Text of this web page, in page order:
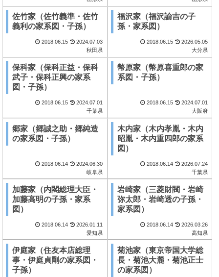
佐竹家（佐竹義準・佐竹
義利の家系図・子孫）
2018.06.15
2024.07.03
秋田県
福沢家（福沢諭吉の子
孫・家系図）
2018.06.15
2026.05.05
大分県
保科家（保科正益・保科
武子・保科正興の家系
図・子孫）
2018.06.15
2024.07.01
千葉県
幣原家（幣原喜重郎の家
系図・子孫）
2018.06.15
2024.07.01
大阪府
郷家（郷誠之助・郷純造
の家系図・子孫）
2018.06.14
2024.06.30
岐阜県
木内家（木内孝胤・木内
昭胤・木内重四郎の家系
図）
2018.06.14
2026.07.24
千葉県
加藤家（内閣総理大臣・
加藤高明の子孫・家系
図）
2018.06.14
2026.01.11
愛知県
岩崎家（三菱財閥・岩崎
弥太郎・岩崎透の子孫・
家系図）
2018.06.14
2026.03.26
高知県
伊庭家（住友本店総理
事・伊庭貞剛の家系図・
子孫）
菊池家（東京帝国大学総
長・菊池大麓・菊池正士
の家系図）